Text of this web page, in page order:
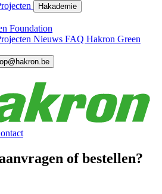
Hakademie
Foundation
Nieuws FAQ Hakron Green
of bestellen?